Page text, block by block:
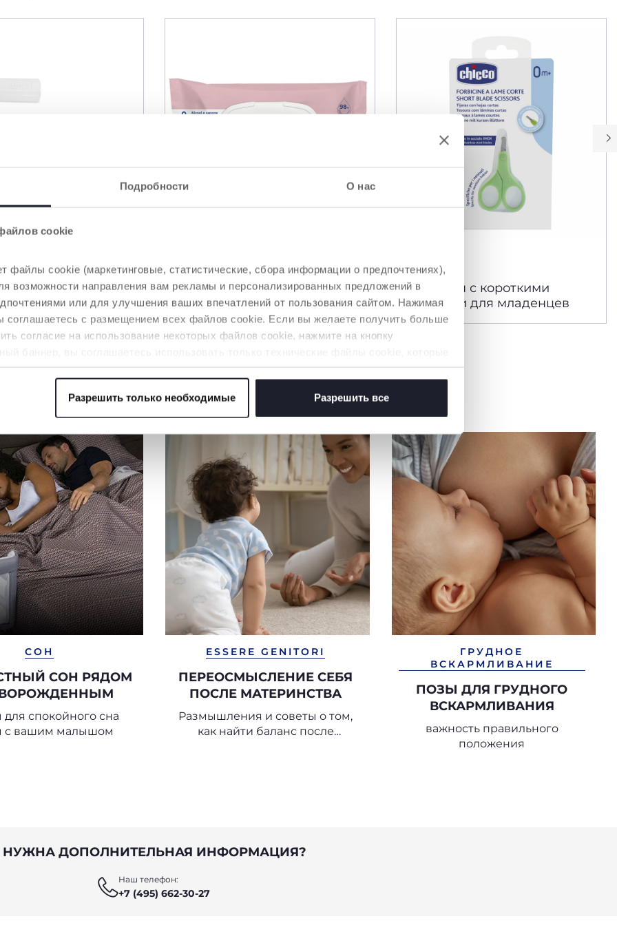
Подробности О нас
cookie
файлы cookie (маркетинговые, статистические, сбора информации о предпочтениях),
возможности направления вам рекламы и персонализированных предложений в
или для улучшения ваших впечатлений от пользования сайтом. Нажимая
соглашаетесь с размещением всех файлов cookie. Если вы желаете получить больше
согласие на использование некоторых файлов cookie, нажмите на кнопку
услуги.
cookieРазрешить только необходимые Разрешить все
3 Цвета
закруглёнными
Деликатные салфетки
Ножницы с короткими
лезвиями для младенцев
НАШ СОВЕТ
СОН
СОН РЯДОМ
для спокойного сна
с вашим малышом
ESSERE GENITORI
ПЕРЕОСМЫСЛЕНИЕ СЕБЯ
ПОСЛЕ МАТЕРИНСТВА
Размышления и советы о том,
как найти баланс после
ГРУДНОЕ
ВСКАРМЛИВАНИЕ
ПОЗЫ ДЛЯ ГРУДНОГО
ВСКАРМЛИВАНИЯ
важность правильного
положения
НУЖНА ДОПОЛНИТЕЛЬНАЯ ИНФОРМАЦИЯ?
Наш телефон:
+7 (495) 662-30-27